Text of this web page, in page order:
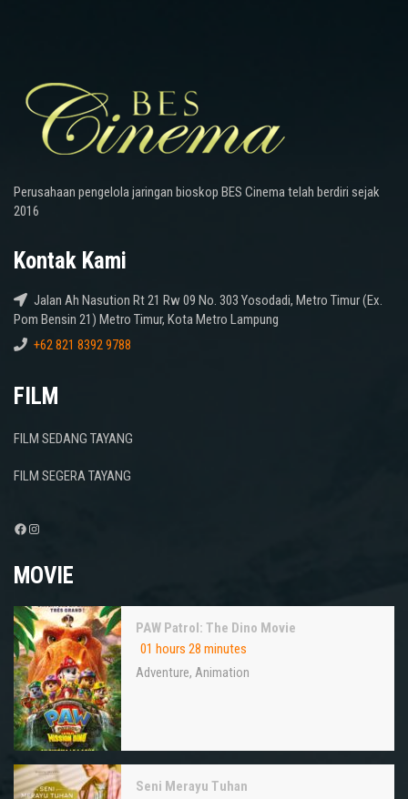
Perusahaan pengelola jaringan bioskop BES Cinema telah berdiri sejak
2016
Kontak Kami
Jalan Ah Nasution Rt 21 Rw 09 No. 303 Yosodadi, Metro Timur (Ex.
Pom Bensin 21) Metro Timur, Kota Metro Lampung
+62 821 8392 9788
FILM
FILM SEDANG TAYANG
FILM SEGERA TAYANG
Facebook
Instagram
MOVIE
PAW Patrol: The Dino Movie
01 hours 28 minutes
Adventure, Animation
Seni Merayu Tuhan